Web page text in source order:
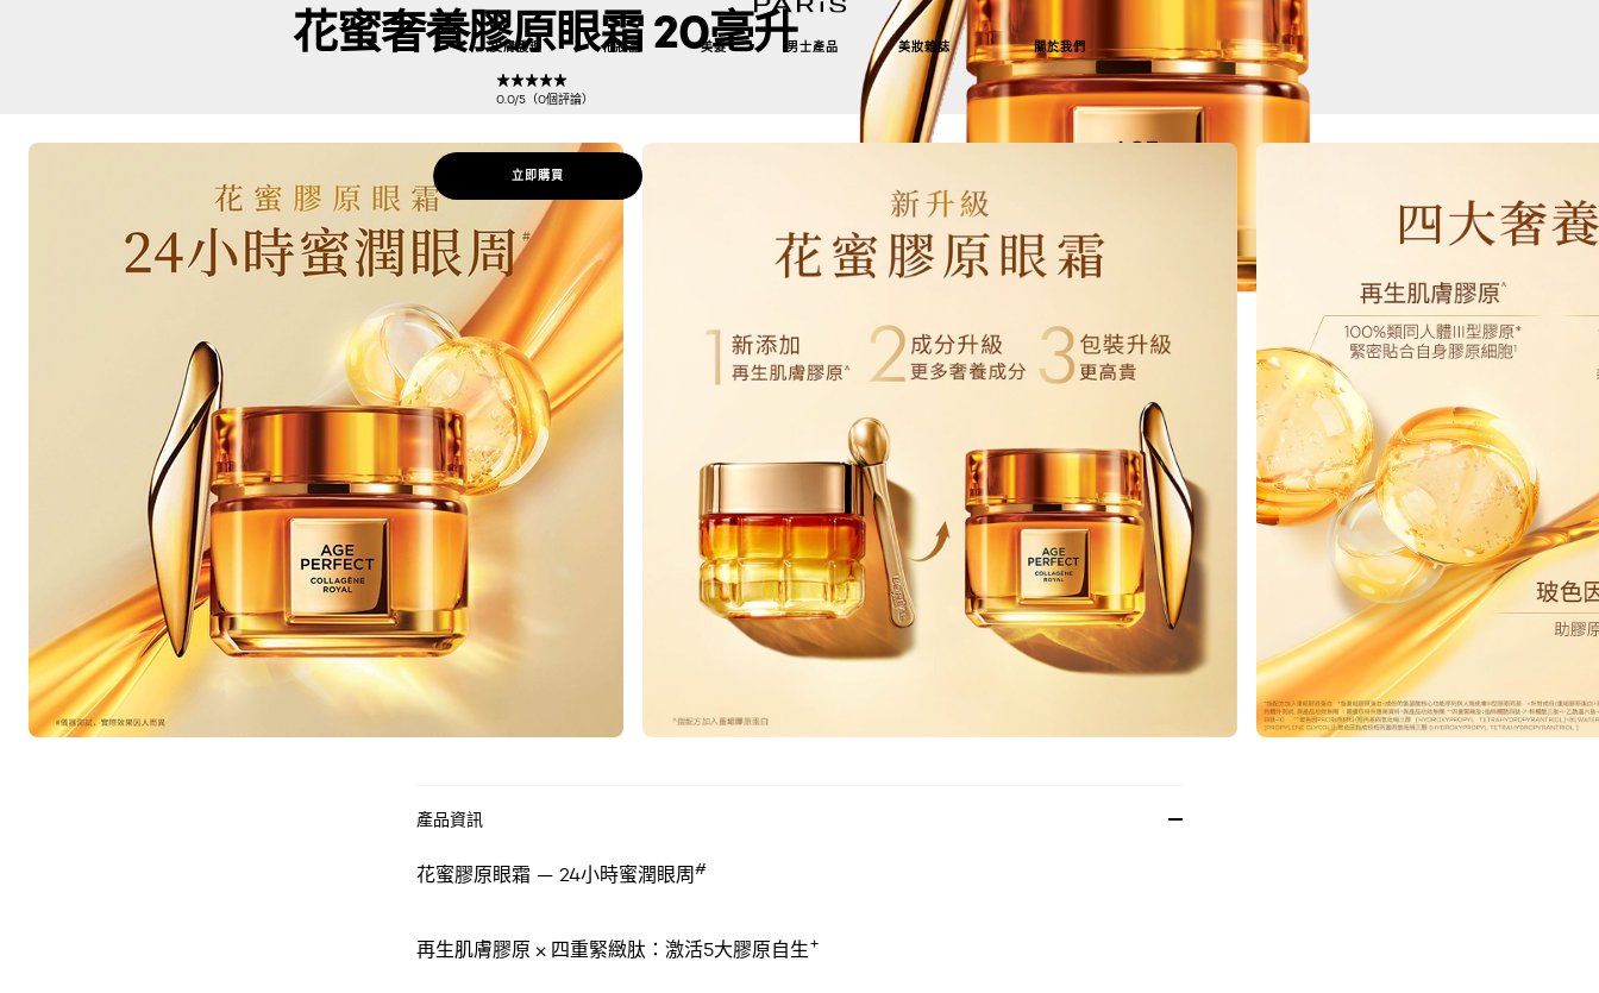
皮膚護理 化妝品 美髮 男士產品 美妝雜誌 關於我們
花蜜奢養膠原眼霜 20毫升
0.0/5（0個評論）
立即購買
產品資訊
花蜜膠原眼霜 — 24小時蜜潤眼周#
再生肌膚膠原 ⨉ 四重緊緻肽：激活5大膠原自生+